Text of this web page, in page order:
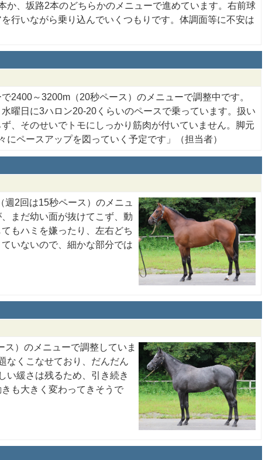
、坂路2本のどちらかのメニューで進めています。右前球
行いながら乗り込んでいくつもりです。体調面等に不安は
2400～3200m（20秒ペース）のメニューで調整中です。
曜日に3ハロン20-20くらいのペースで乗っています。扱い
、そのせいでトモにしっかり筋肉が付いていません。脚元
ペースアップを図っていく予定です」（担当者）
2回は15秒ペース）のメニュ
まだ幼い面が抜けてこず、動
もハミを嫌ったり、左右どち
いないので、細かな部分では
）のメニューで調整していま
なくこなせており、だんだん
い緩さは残るため、引き続き
も大きく変わってきそうで